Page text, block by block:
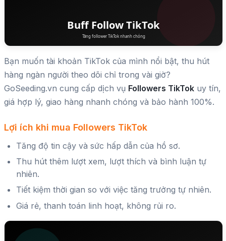
Bạn muốn tài khoản TikTok của mình nổi bật, thu hút
hàng ngàn người theo dõi chỉ trong vài giờ?
GoSeeding.vn cung cấp dịch vụ Followers TikTok uy tín,
giá hợp lý, giao hàng nhanh chóng và bảo hành 100%.
Lợi ích khi mua Followers TikTok
Tăng độ tin cậy và sức hấp dẫn của hồ sơ.
Thu hút thêm lượt xem, lượt thích và bình luận tự
nhiên.
Tiết kiệm thời gian so với việc tăng trưởng tự nhiên.
Giá rẻ, thanh toán linh hoạt, không rủi ro.